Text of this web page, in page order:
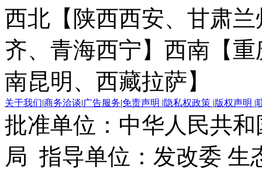
西北【陕西西安、甘肃
齐、青海西宁】 西南【
南昆明、西藏拉萨】
关于我们|商务洽谈|广告服务|免责声明 |隐私权政策 |版权声明 |
批准单位：中华人民共
局 指导单位：发改委 生